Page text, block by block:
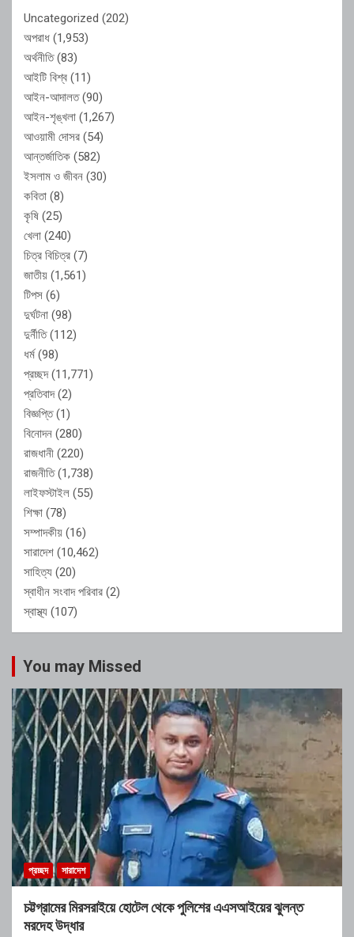
Uncategorized (202)
অপরাধ (1,953)
অর্থনীতি(83)
আইটি বিশ্ব (11)
আইন-আদালত(90)
আইন-শৃঙ্খলা (1,267)
আওয়ামী দোসর (54)
আন্তর্জাতিক (582)
ইসলাম ও জীবন (30)
কবিতা (8)
কৃষি (25)
খেলা (240)
চিত্র বিচিত্র (7)
জাতীয় (1,561)
টিপস (6)
দুর্ঘটনা (98)
দুর্নীতি(112)
ধর্ম(98)
প্রচ্ছদ(11,771)
প্রতিবাদ(2)
বিজ্ঞপ্তি(1)
বিনোদন (280)
রাজধানী (220)
রাজনীতি(1,738)
লাইফস্টাইল (55)
শিক্ষা (78)
সম্পাদকীয় (16)
সারাদেশ (10,462)
সাহিত্য (20)
স্বাধীন সংবাদ পরিবার (2)
স্বাস্থ্য (107)
You may Missed
প্রচ্ছদ সারাদেশ
চট্টগ্রামের মিরসরাইয়ে হোটেল থেকে পুলিশের এএসআইয়ের ঝুলন্ত
মরদেহ উদ্ধার